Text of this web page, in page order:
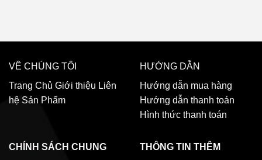
VỀ CHÚNG TÔI
Trang Chủ Giới thiệu Liên
hệ Sản Phẩm
HƯỚNG DẪN
Hướng dẫn mua hàng
Hướng dẫn thanh toán
Hình thức thanh toán
CHÍNH SÁCH CHUNG
THÔNG TIN THÊM